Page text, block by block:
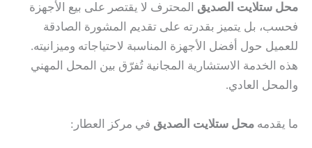
محل ستلايت الصديق المحترف لا يقتصر على بيع الأجهزة
فحسب، بل يتميز بقدرته على تقديم المشورة الصادقة
للعميل حول أفضل الأجهزة المناسبة لاحتياجاته وميزانيته.
هذه الخدمة الاستشارية المجانية تُفرّق بين المحل المهني
والمحل العادي.
ما يقدمه محل ستلايت الصديق في مركز العطار: